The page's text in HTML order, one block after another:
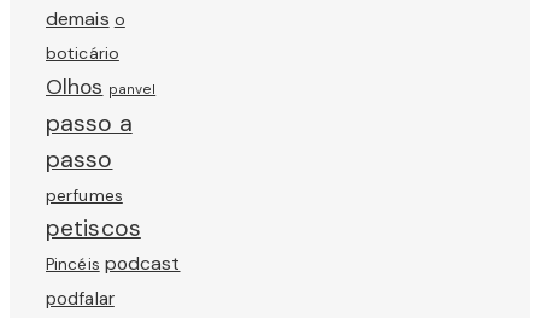
demais o
boticário
Olhos panvel
passo a
passo
perfumes
petiscos
Pincéis podcast
podfalar